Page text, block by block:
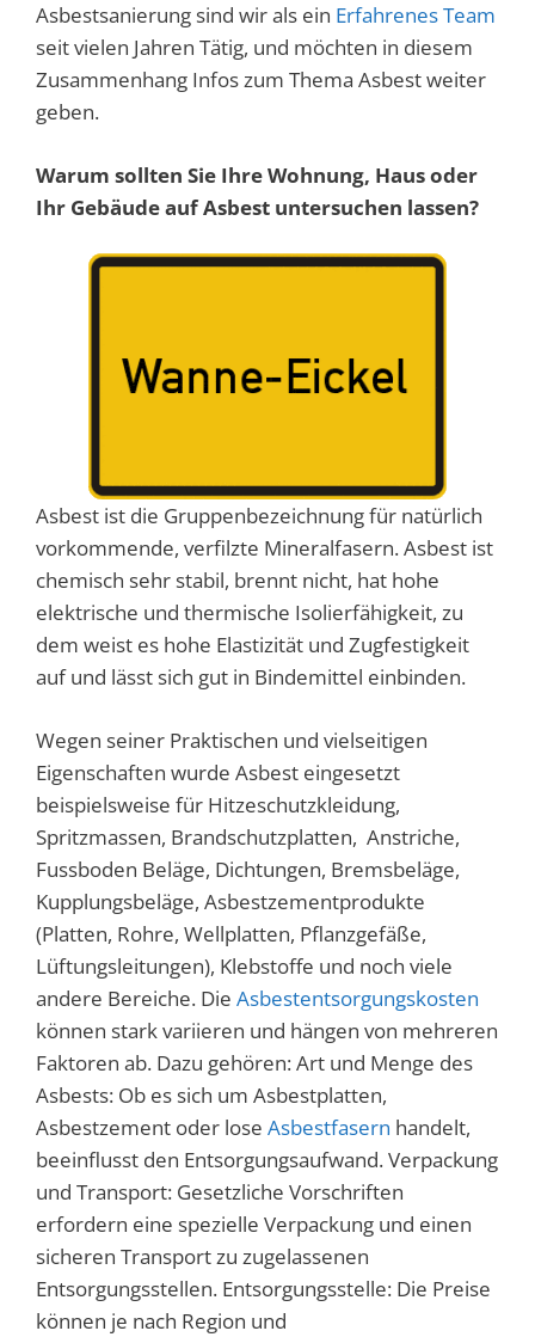
Asbestsanierung sind wir als ein Erfahrenes Team
seit vielen Jahren Tätig, und möchten in diesem
Zusammenhang Infos zum Thema Asbest weiter
geben.
Warum sollten Sie Ihre Wohnung, Haus oder
Ihr Gebäude auf Asbest untersuchen lassen?
Asbest ist die Gruppenbezeichnung für natürlich
vorkommende, verfilzte Mineralfasern. Asbest ist
chemisch sehr stabil, brennt nicht, hat hohe
elektrische und thermische Isolierfähigkeit, zu
dem weist es hohe Elastizität und Zugfestigkeit
auf und lässt sich gut in Bindemittel einbinden.
Wegen seiner Praktischen und vielseitigen
Eigenschaften wurde Asbest eingesetzt
beispielsweise für Hitzeschutzkleidung,
Spritzmassen, Brandschutzplatten, Anstriche,
Fussboden Beläge, Dichtungen, Bremsbeläge,
Kupplungsbeläge, Asbestzementprodukte
(Platten, Rohre, Wellplatten, Pflanzgefäße,
Lüftungsleitungen), Klebstoffe und noch viele
andere Bereiche. Die Asbestentsorgungskosten
können stark variieren und hängen von mehreren
Faktoren ab. Dazu gehören: Art und Menge des
Asbests: Ob es sich um Asbestplatten,
Asbestzement oder lose Asbestfasern handelt,
beeinflusst den Entsorgungsaufwand. Verpackung
und Transport: Gesetzliche Vorschriften
erfordern eine spezielle Verpackung und einen
sicheren Transport zu zugelassenen
Entsorgungsstellen. Entsorgungsstelle: Die Preise
können je nach Region und